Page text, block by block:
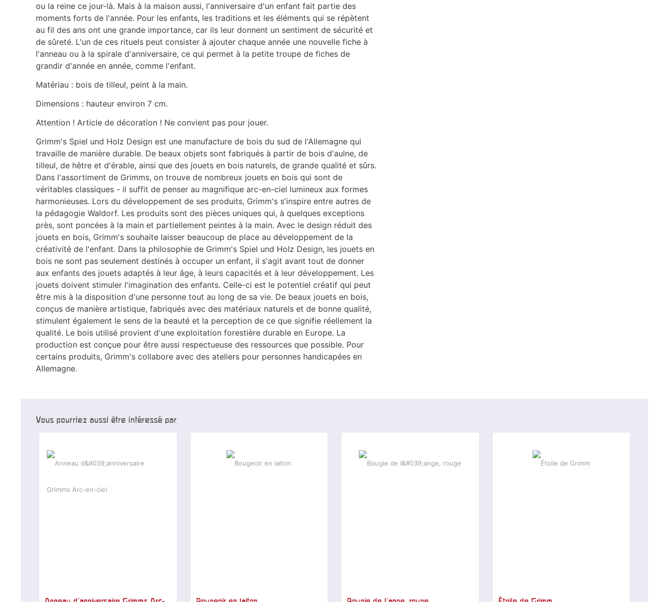
ou la reine ce jour-là. Mais à la maison aussi, l'anniversaire d'un enfant fait partie des
moments forts de l'année. Pour les enfants, les traditions et les éléments qui se répètent
au fil des ans ont une grande importance, car ils leur donnent un sentiment de sécurité et
de sûreté. L'un de ces rituels peut consister à ajouter chaque année une nouvelle fiche à
l'anneau ou à la spirale d'anniversaire, ce qui permet à la petite troupe de fiches de
grandir d'année en année, comme l'enfant.
Matériau : bois de tilleul, peint à la main.
Dimensions : hauteur environ 7 cm.
Attention ! Article de décoration ! Ne convient pas pour jouer.
Grimm's Spiel und Holz Design est une manufacture de bois du sud de l'Allemagne qui
travaille de manière durable. De beaux objets sont fabriqués à partir de bois d'aulne, de
tilleul, de hêtre et d'érable, ainsi que des jouets en bois naturels, de grande qualité et sûrs.
Dans l'assortiment de Grimms, on trouve de nombreux jouets en bois qui sont de
véritables classiques - il suffit de penser au magnifique arc-en-ciel lumineux aux formes
harmonieuses. Lors du développement de ses produits, Grimm's s'inspire entre autres de
la pédagogie Waldorf. Les produits sont des pièces uniques qui, à quelques exceptions
près, sont poncées à la main et partiellement peintes à la main. Avec le design réduit des
jouets en bois, Grimm's souhaite laisser beaucoup de place au développement de la
créativité de l'enfant. Dans la philosophie de Grimm's Spiel und Holz Design, les jouets en
bois ne sont pas seulement destinés à occuper un enfant, il s'agit avant tout de donner
aux enfants des jouets adaptés à leur âge, à leurs capacités et à leur développement. Les
jouets doivent stimuler l'imagination des enfants. Celle-ci est le potentiel créatif qui peut
être mis à la disposition d'une personne tout au long de sa vie. De beaux jouets en bois,
conçus de manière artistique, fabriqués avec des matériaux naturels et de bonne qualité,
stimulent également le sens de la beauté et la perception de ce que signifie réellement la
qualité. Le bois utilisé provient d'une exploitation forestière durable en Europe. La
production est conçue pour être aussi respectueuse des ressources que possible. Pour
certains produits, Grimm's collabore avec des ateliers pour personnes handicapées en
Allemagne.
Vous pourriez aussi être intéressé par